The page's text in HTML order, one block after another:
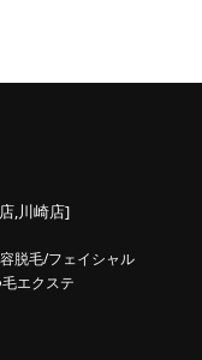
,川崎店]
脱毛/フェイシャル
エクステ